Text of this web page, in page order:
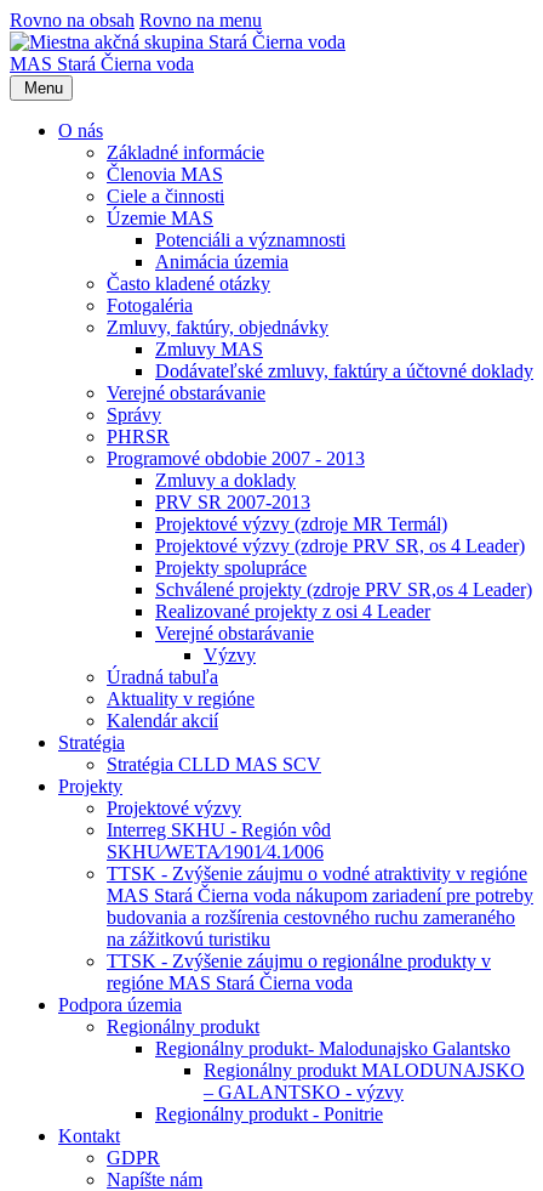
Rovno na obsah Rovno na menu
MAS Stará Čierna voda
Menu
O nás
Základné informácie
Členovia MAS
Ciele a činnosti
Územie MAS
Potenciáli a významnosti
Animácia územia
Často kladené otázky
Fotogaléria
Zmluvy, faktúry, objednávky
Zmluvy MAS
Dodávateľské zmluvy, faktúry a účtovné doklady
Verejné obstarávanie
Správy
PHRSR
Programové obdobie 2007 - 2013
Zmluvy a doklady
PRV SR 2007-2013
Projektové výzvy (zdroje MR Termál)
Projektové výzvy (zdroje PRV SR, os 4 Leader)
Projekty spolupráce
Schválené projekty (zdroje PRV SR,os 4 Leader)
Realizované projekty z osi 4 Leader
Verejné obstarávanie
Výzvy
Úradná tabuľa
Aktuality v regióne
Kalendár akcií
Stratégia
Stratégia CLLD MAS SCV
Projekty
Projektové výzvy
Interreg SKHU - Región vôd
SKHU⁄WETA⁄1901⁄4.1⁄006
TTSK - Zvýšenie záujmu o vodné atraktivity v regióne
MAS Stará Čierna voda nákupom zariadení pre potreby
budovania a rozšírenia cestovného ruchu zameraného
na zážitkovú turistiku
TTSK - Zvýšenie záujmu o regionálne produkty v
regióne MAS Stará Čierna voda
Podpora územia
Regionálny produkt
Regionálny produkt- Malodunajsko Galantsko
Regionálny produkt MALODUNAJSKO
– GALANTSKO - výzvy
Regionálny produkt - Ponitrie
Kontakt
GDPR
Napíšte nám